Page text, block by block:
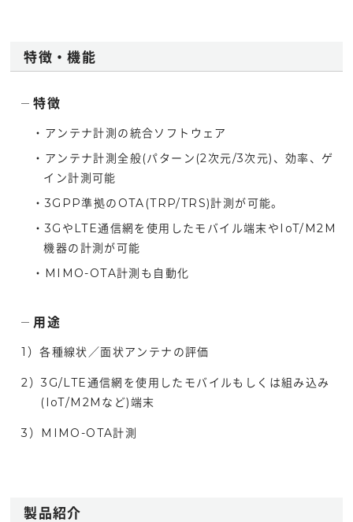
特徴・機能
特徴
・アンテナ計測の統合ソフトウェア
・アンテナ計測全般(パターン(2次元/3次元)、効率、ゲ
イン計測可能
・3GPP準拠のOTA(TRP/TRS)計測が可能。
・3GやLTE通信網を使用したモバイル端末やIoT/M2M
機器の計測が可能
・MIMO-OTA計測も自動化
用途
1）各種線状／面状アンテナの評価
2）3G/LTE通信網を使用したモバイルもしくは組み込み
(IoT/M2Mなど)端末
3）MIMO-OTA計測
製品紹介